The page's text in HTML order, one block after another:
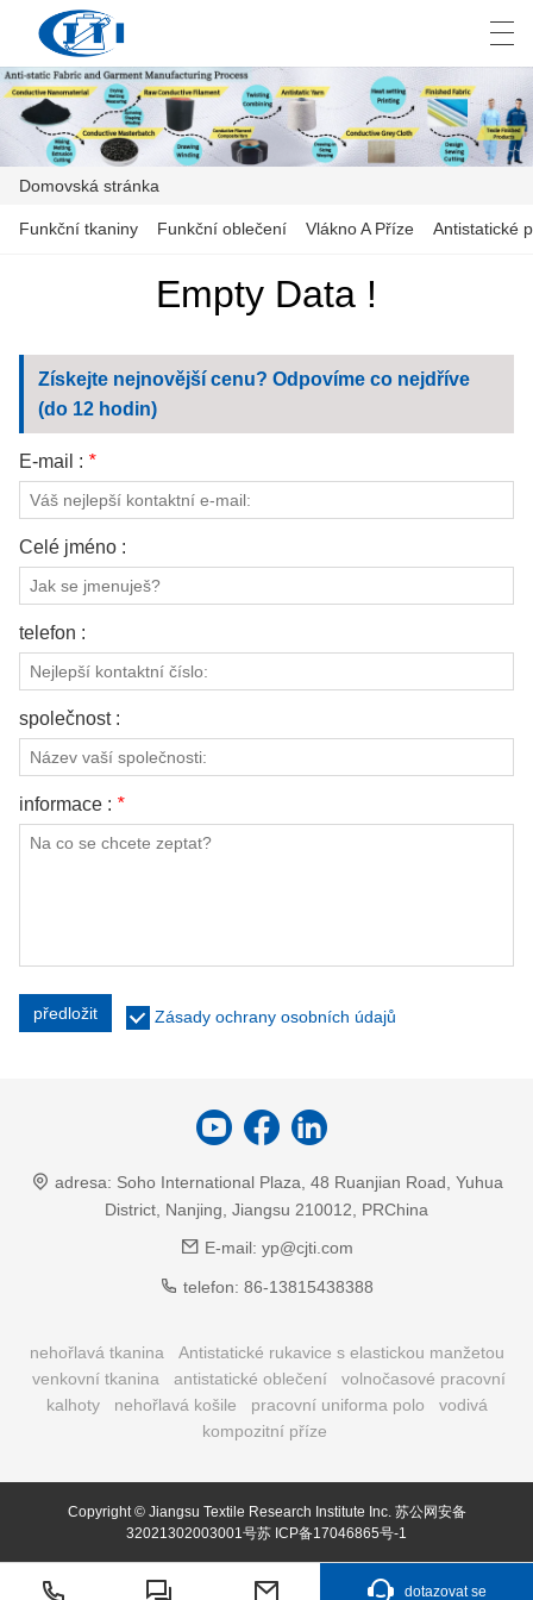
DOMOVSKÁ STRÁNKA
O NÁS
PRŮMYSL
KONTAKTUJTE NÁS
VIDEA
العربية česky Deutsch English
Domovská stránka
Funkční tkaniny Funkční oblečení Vlákno A Příze Antistatické
Empty Data !
Získejte nejnovější cenu? Odpovíme co nejdříve
(do 12 hodin)
E-mail : *
Celé jméno :
telefon :
společnost :
informace : *
předložit Zásady ochrany osobních údajů
adresa: Soho International Plaza, 48 Ruanjian Road, Yuhua
District, Nanjing, Jiangsu 210012, PRChina
E-mail: yp@cjti.com
telefon: 86-13815438388
nehořlavá tkanina
Antistatické rukavice s elastickou manžetou
venkovní tkanina
antistatické oblečení
volnočasové pracovní
kalhoty
nehořlavá košile pracovní uniforma polo
vodivá
kompozitní příze
Copyright © Jiangsu Textile Research Institute Inc. 苏公网安备
32021302003001号苏 ICP备17046865号-1
dotazovat se